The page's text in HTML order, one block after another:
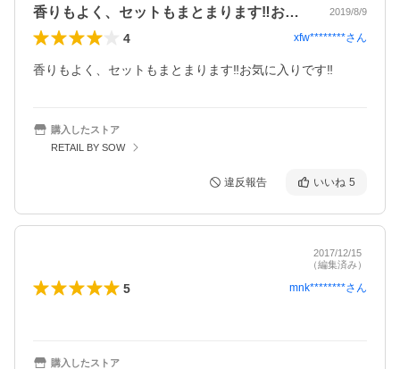
香りもよく、セットもまとまります‼️お… 2019/8/9
4 xfw********さん
香りもよく、セットもまとまります‼️お気に入りです‼️
購入したストア
RETAIL BY SOW
違反報告 いいね 5
2017/12/15
（編集済み）
5 mnk********さん
購入したストア